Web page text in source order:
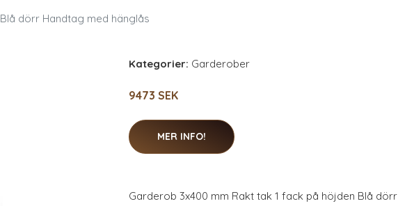
dörr Handtag med hänglås
Kategorier: Garderober
9473 SEK
MER INFO!
Garderob 3x400 mm Rakt tak 1 fack på höjden Blå dörr